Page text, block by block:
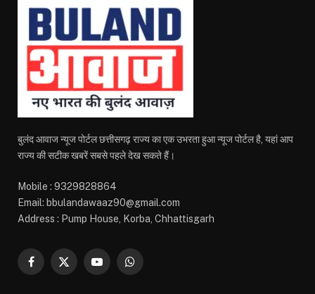
बुलंद आवाज न्यूज पोर्टल छत्तीसगढ़ राज्य का एक उभरता हुआ न्यूज पोर्टल है, यहां आप
राज्य की सटीक खबरें सबसे पहले देख सकते हैं।
Mobile : 9329828864
Email: bbulandawaaz90@gmail.com
Address : Pump House, Korba, Chhattisgarh
Facebook
X
YouTubeWhatsApp